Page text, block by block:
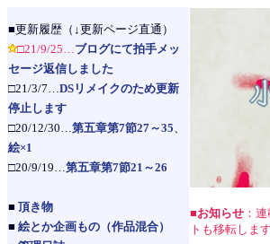
■更新履歴（↓更新ページ直通）
□21/9/25…ブログにて拍手メッ
セージ返信しました
□21/3/7…DSリメイクのため更新
停止します
□20/12/30…第五章第7節27～35、
絵×1
□20/9/19…第五章第7節21～26
■ 頂き物
■ 絵とか企画もの（作品混合）
■お知らせ ：
トも移転しま